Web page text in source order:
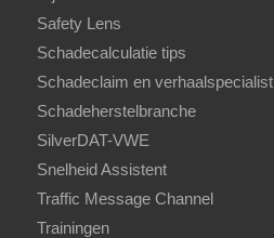
Safety Lens
Schadecalculatie tips
Schadeclaim en verhaalspecialist
Schadeherstelbranche
SilverDAT-VWE
Snelheid Assistent
Traffic Message Channel
Trainingen